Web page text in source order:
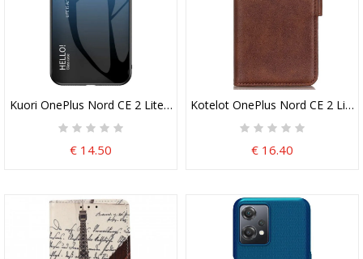
Kuori OnePlus Nord CE 2 Lite 5G Karkaistu Lasi Hello
€ 14.50
Kotelot OnePlus Nord CE 2 Lite
€ 16.40